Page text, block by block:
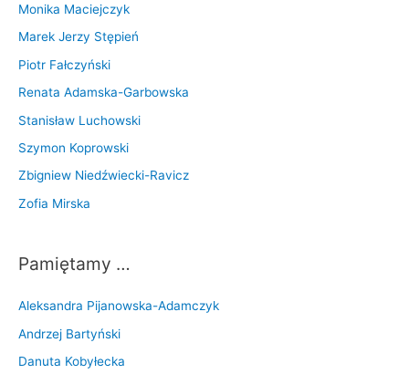
Monika Maciejczyk
Marek Jerzy Stępień
Piotr Fałczyński
Renata Adamska-Garbowska
Stanisław Luchowski
Szymon Koprowski
Zbigniew Niedźwiecki-Ravicz
Zofia Mirska
Pamiętamy …
Aleksandra Pijanowska-Adamczyk
Andrzej Bartyński
Danuta Kobyłecka